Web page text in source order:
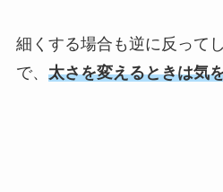
細くする場合も逆に反って
で、 太さを変えるときは気